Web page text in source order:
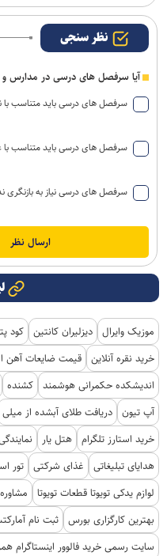
نظر سنجی
آیا سرفصل های درسی در مدارس و
سرفصل های درسی باید متناسب با
سرفصل های درسی باید متناسب با
سرفصل های درسی نیاز به بازنگری
موزیک وایرال دیزلیران کانتین کود
خرید نقره آنلاین قیمت ضایعات آهن
اندیشکده حکمرانی هوشمند کشنده
آپ تیون دریافت طلای آبشده از میلی
خرید استارز تلگرام هتل یار
هدایای تبلیغاتی
غذای شرکتی تور
لوازم یدکی تویوتا قطعات تویوتا
بهترین کارگزاری بورس
ثبت نام
سایت رسمی خرید فالوور اینستاگرام